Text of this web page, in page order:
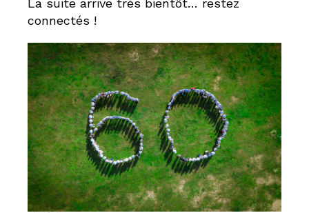
La suite arrive très bientôt… restez
connectés !